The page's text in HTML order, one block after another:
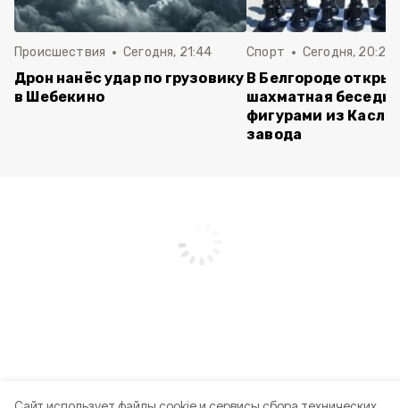
Происшествия Сегодня, 21:44
Дрон нанёс удар по грузовику
в Шебекино
Спорт Сегодня, 20:24
В Белгороде
шахматная
фигурами из
завода